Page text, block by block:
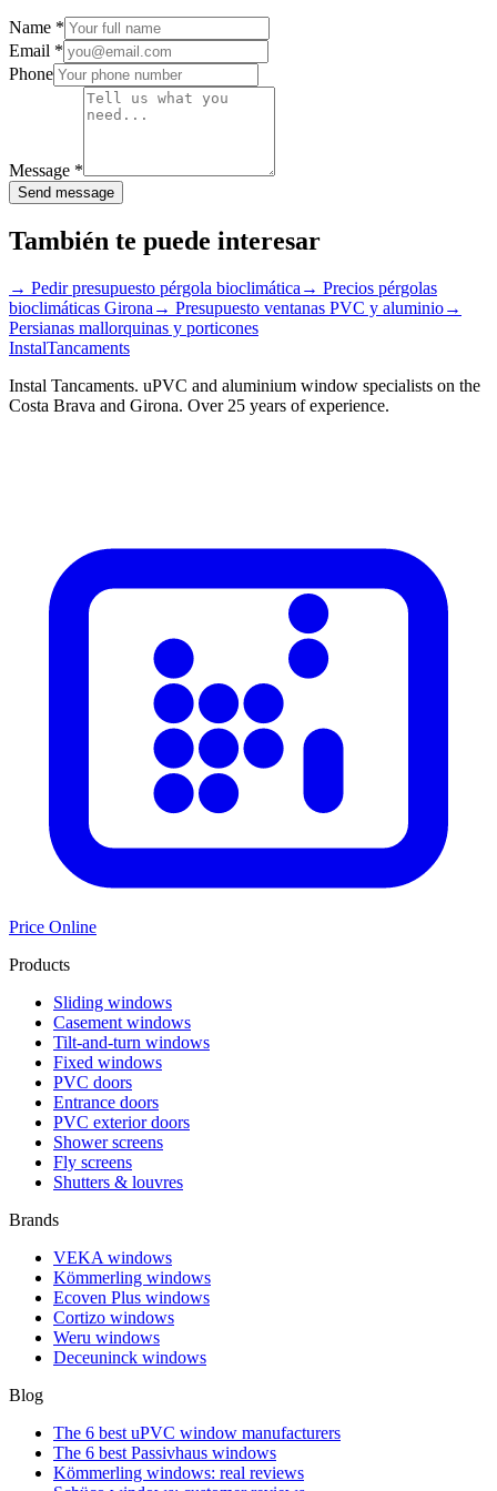
Name *
Email *
Phone
Message *
Send message
También te puede interesar
→ Pedir presupuesto pérgola bioclimática → Precios pérgolas
bioclimáticas Girona → Presupuesto ventanas PVC y aluminio→
Persianas mallorquinas y porticones
InstalTancaments
Instal Tancaments. uPVC and aluminium window specialists on the
Costa Brava and Girona. Over 25 years of experience.
Price Online
Products
Sliding windows
Casement windows
Tilt-and-turn windows
Fixed windows
PVC doors
Entrance doors
PVC exterior doors
Shower screens
Fly screens
Shutters & louvres
Brands
VEKA windows
Kömmerling windows
Ecoven Plus windows
Cortizo windows
Weru windows
Deceuninck windows
Blog
The 6 best uPVC window manufacturers
The 6 best Passivhaus windows
Kömmerling windows: real reviews